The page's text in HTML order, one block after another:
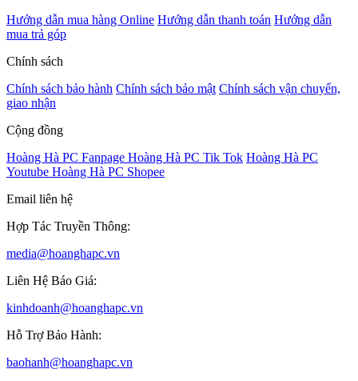
Hướng dẫn mua hàng Online Hướng dẫn thanh toán Hướng dẫn
mua trả góp
Chính sách
Chính sách bảo hành Chính sách bảo mật Chính sách vận chuyển,
giao nhận
Cộng đồng
Hoàng Hà PC Fanpage Hoàng Hà PC Tik Tok Hoàng Hà PC
Youtube Hoàng Hà PC Shopee
Email liên hệ
Hợp Tác Truyền Thông:
media@hoanghapc.vn
Liên Hệ Báo Giá:
kinhdoanh@hoanghapc.vn
Hỗ Trợ Bảo Hành:
baohanh@hoanghapc.vn